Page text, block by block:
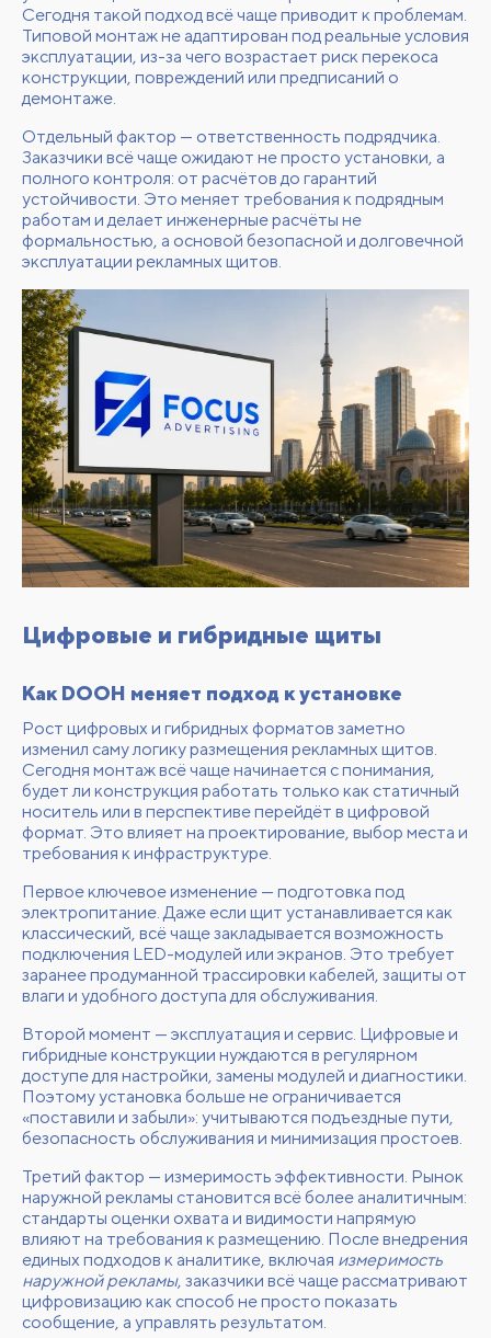
Сегодня такой подход всё чаще приводит к проблемам.
Типовой монтаж не адаптирован под реальные условия
эксплуатации, из-за чего возрастает риск перекоса
конструкции, повреждений или предписаний о
демонтаже.
Отдельный фактор — ответственность подрядчика.
Заказчики всё чаще ожидают не просто установки, а
полного контроля: от расчётов до гарантий
устойчивости. Это меняет требования к подрядным
работам и делает инженерные расчёты не
формальностью, а основой безопасной и долговечной
эксплуатации рекламных щитов.
Цифровые и гибридные щиты
Как DOOH меняет подход к установке
Рост цифровых и гибридных форматов заметно
изменил саму логику размещения рекламных щитов.
Сегодня монтаж всё чаще начинается с понимания,
будет ли конструкция работать только как статичный
носитель или в перспективе перейдёт в цифровой
формат. Это влияет на проектирование, выбор места и
требования к инфраструктуре.
Первое ключевое изменение — подготовка под
электропитание. Даже если щит устанавливается как
классический, всё чаще закладывается возможность
подключения LED-модулей или экранов. Это требует
заранее продуманной трассировки кабелей, защиты от
влаги и удобного доступа для обслуживания.
Второй момент — эксплуатация и сервис. Цифровые и
гибридные конструкции нуждаются в регулярном
доступе для настройки, замены модулей и диагностики.
Поэтому установка больше не ограничивается
«поставили и забыли»: учитываются подъездные пути,
безопасность обслуживания и минимизация простоев.
Третий фактор — измеримость эффективности. Рынок
наружной рекламы становится всё более аналитичным:
стандарты оценки охвата и видимости напрямую
влияют на требования к размещению. После внедрения
единых подходов к аналитике, включая измеримость
наружной рекламы, заказчики всё чаще рассматривают
цифровизацию как способ не просто показать
сообщение, а управлять результатом.